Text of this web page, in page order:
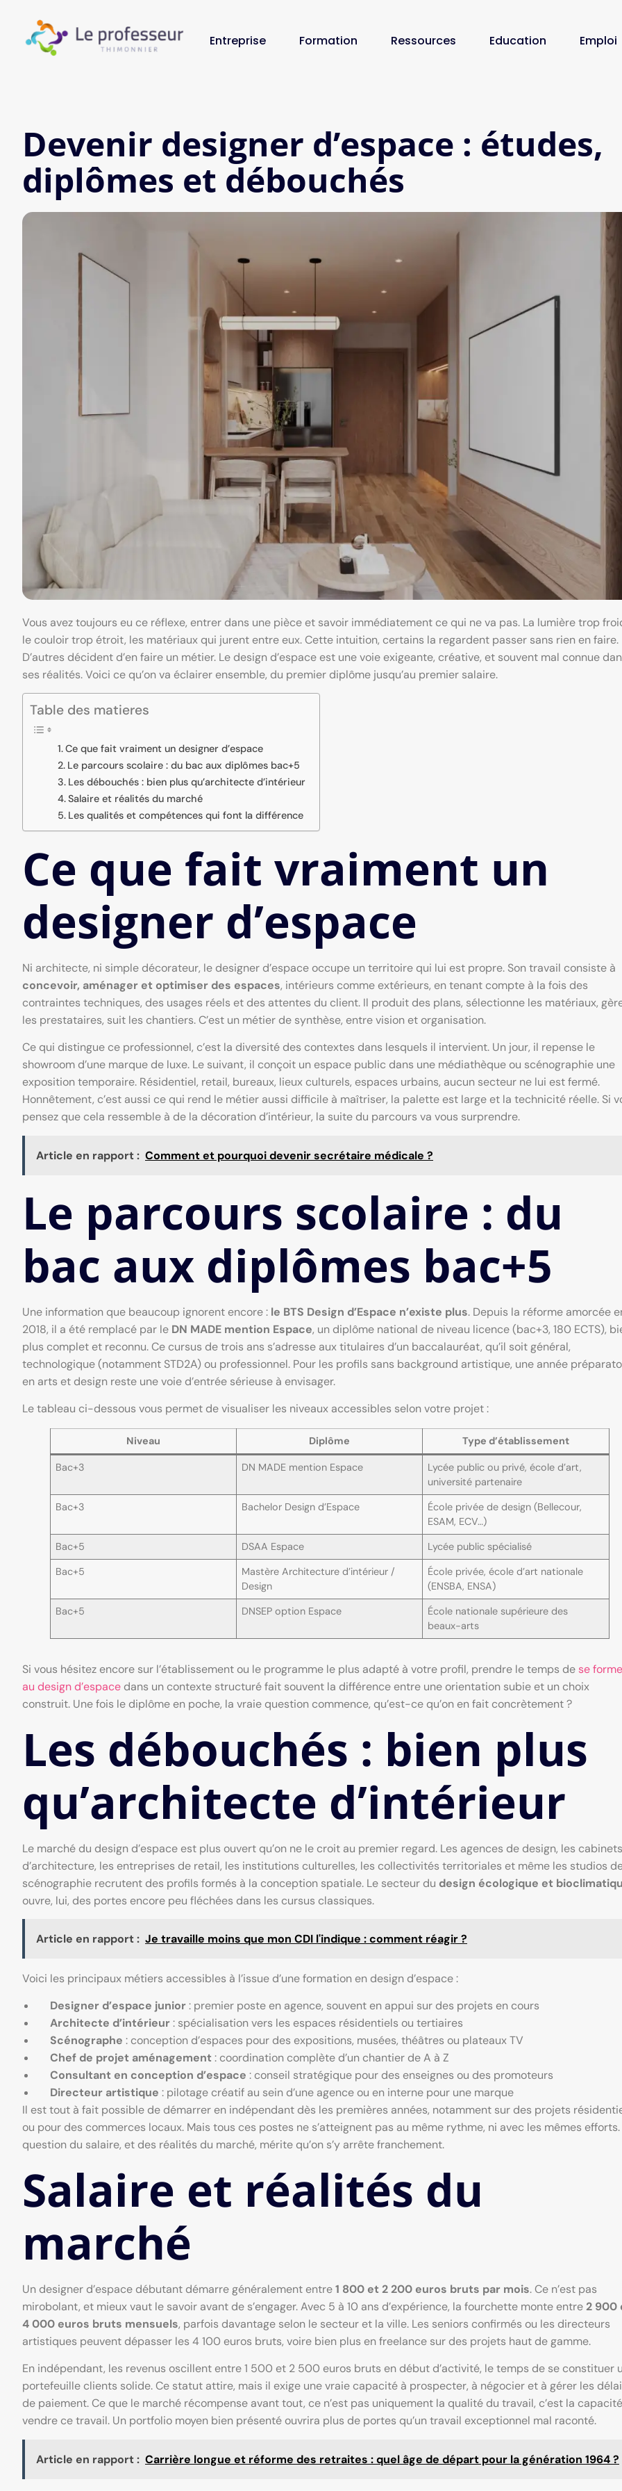
Entreprise Formation Ressources Education Emploi
Devenir designer d’espace : études,
diplômes et débouchés
Vous avez toujours eu ce réflexe, entrer dans une pièce et savoir immédiatement ce qui ne va pas. La lumière trop
le couloir trop étroit, les matériaux qui jurent entre eux. Cette intuition, certains la regardent passer sans rien en faire.
D’autres décident d’en faire un métier. Le design d’espace est une voie exigeante, créative, et souvent mal connue
ses réalités. Voici ce qu’on va éclairer ensemble, du premier diplôme jusqu’au premier salaire.
Table des matieres
Ce que fait vraiment un designer d’espace
Le parcours scolaire : du bac aux diplômes bac+5
Les débouchés : bien plus qu’architecte d’intérieur
Salaire et réalités du marché
Les qualités et compétences qui font la différence
Ce que fait vraiment un
designer d’espace
Ni architecte, ni simple décorateur, le designer d’espace occupe un territoire qui lui est propre. Son travail consiste à
concevoir, aménager et optimiser des espaces, intérieurs comme extérieurs, en tenant compte à la fois des
contraintes techniques, des usages réels et des attentes du client. Il produit des plans, sélectionne les matériaux,
les prestataires, suit les chantiers. C’est un métier de synthèse, entre vision et organisation.
Ce qui distingue ce professionnel, c’est la diversité des contextes dans lesquels il intervient. Un jour, il repense le
showroom d’une marque de luxe. Le suivant, il conçoit un espace public dans une médiathèque ou scénographie une
exposition temporaire. Résidentiel, retail, bureaux, lieux culturels, espaces urbains, aucun secteur ne lui est fermé.
Honnêtement, c’est aussi ce qui rend le métier aussi difficile à maîtriser, la palette est large et la technicité réelle. Si
pensez que cela ressemble à de la décoration d’intérieur, la suite du parcours va vous surprendre.
Article en rapport : Comment et pourquoi devenir secrétaire médicale ?
Le parcours scolaire : du
bac aux diplômes bac+5
Une information que beaucoup ignorent encore : le BTS Design d’Espace n’existe plus. Depuis la réforme amorcée
2018, il a été remplacé par le DN MADE mention Espace, un diplôme national de niveau licence (bac+3, 180 ECTS),
plus complet et reconnu. Ce cursus de trois ans s’adresse aux titulaires d’un baccalauréat, qu’il soit général,
technologique (notamment STD2A) ou professionnel. Pour les profils sans background artistique, une année
en arts et design reste une voie d’entrée sérieuse à envisager.
Le tableau ci-dessous vous permet de visualiser les niveaux accessibles selon votre projet :
Niveau Diplôme Type d’établissement
Bac+3 DN MADE mention Espace
Lycée public ou privé, école d’art,
université partenaire
Bac+3
Bachelor Design d’Espace
École privée de design (Bellecour,
ESAM, ECV…)
Bac+5
DSAA Espace
Lycée public spécialisé
Bac+5
Mastère Architecture d’intérieur /
Design
École privée, école d’art nationale
(ENSBA, ENSA)
Bac+5
DNSEP option Espace
École nationale supérieure des
beaux-arts
Si vous hésitez encore sur l’établissement ou le programme le plus adapté à votre profil, prendre le temps de se
au design d’espace dans un contexte structuré fait souvent la différence entre une orientation subie et un choix
construit. Une fois le diplôme en poche, la vraie question commence, qu’est-ce qu’on en fait concrètement ?
Les débouchés : bien plus
qu’architecte d’intérieur
Le marché du design d’espace est plus ouvert qu’on ne le croit au premier regard. Les agences de design, les cabinets
d’architecture, les entreprises de retail, les institutions culturelles, les collectivités territoriales et même les studios
scénographie recrutent des profils formés à la conception spatiale. Le secteur du design écologique et
ouvre, lui, des portes encore peu fléchées dans les cursus classiques.
Article en rapport : Je travaille moins que mon CDI l'indique : comment réagir ?
Voici les principaux métiers accessibles à l’issue d’une formation en design d’espace :
Designer d’espace junior: premier poste en agence, souvent en appui sur des projets en cours
Architecte d’intérieur: spécialisation vers les espaces résidentiels ou tertiaires
Scénographe : conception d’espaces pour des expositions, musées, théâtres ou plateaux TV
Chef de projet aménagement : coordination complète d’un chantier de A à Z
Consultant en conception d’espace : conseil stratégique pour des enseignes ou des promoteurs
Directeur artistique : pilotage créatif au sein d’une agence ou en interne pour une marque
Il est tout à fait possible de démarrer en indépendant dès les premières années, notamment sur des projets
ou pour des commerces locaux. Mais tous ces postes ne s’atteignent pas au même rythme, ni avec les mêmes efforts.
question du salaire, et des réalités du marché, mérite qu’on s’y arrête franchement.
Salaire et réalités du
marché
Un designer d’espace débutant démarre généralement entre1 800 et 2 200 euros bruts par mois. Ce n’est pas
mirobolant, et mieux vaut le savoir avant de s’engager. Avec 5 à 10 ans d’expérience, la fourchette monte entre2 900
4 000 euros bruts mensuels, parfois davantage selon le secteur et la ville. Les seniors confirmés ou les directeurs
artistiques peuvent dépasser les 4 100 euros bruts, voire bien plus en freelance sur des projets haut de gamme.
En indépendant, les revenus oscillent entre 1 500 et 2 500 euros bruts en début d’activité, le temps de se constituer
portefeuille clients solide. Ce statut attire, mais il exige une vraie capacité à prospecter, à négocier et à gérer les
de paiement. Ce que le marché récompense avant tout, ce n’est pas uniquement la qualité du travail, c’est la
vendre ce travail. Un portfolio moyen bien présenté ouvrira plus de portes qu’un travail exceptionnel mal raconté.
Article en rapport : Carrière longue et réforme des retraites : quel âge de départ pour la génération 1964 ?